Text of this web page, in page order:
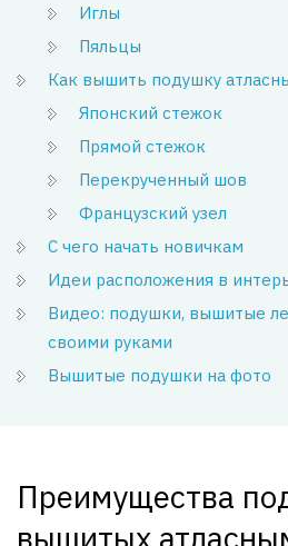
Иглы
Пяльцы
Как вышить подушку
Японский стежок
Прямой стежок
Перекрученный шов
Французский узел
С чего начать новичкам
Идеи расположения в
Видео: подушки, вышитые
своими руками
Вышитые подушки на фото
Преимущества
вышитых